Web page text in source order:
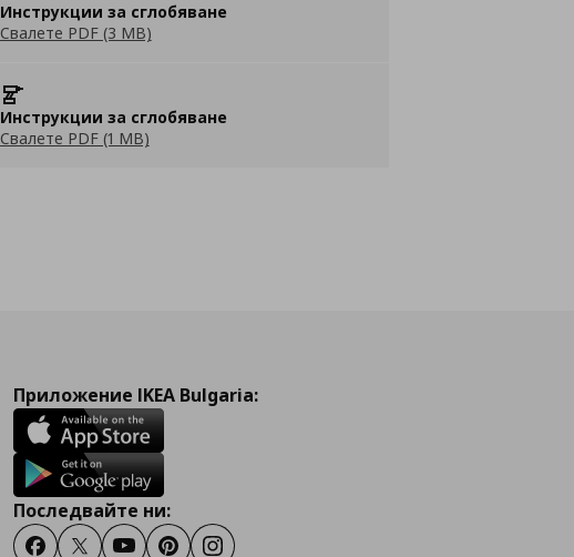
Инструкции за сглобяване
Свалете PDF (3 MB)
Инструкции за сглобяване
Свалете PDF (1 MB)
Приложение IKEA Bulgaria:
Последвайте ни:
FacebookTwitterYoutubePinterestInstagram